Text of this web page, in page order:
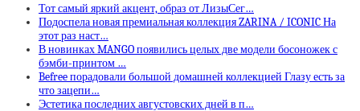
Тот самый яркий акцент, образ от ЛизыСег…
Подоспела новая премиальная коллекция ZARINA / ICONIC На
этот раз наст…
В новинках MANGO появились целых две модели босоножек с
бэмби-принтом …
Befree порадовали большой домашней коллекцией Глазу есть за
что зацепи…
Эстетика последних августовских дней в п…